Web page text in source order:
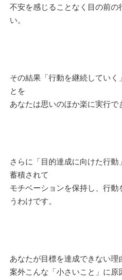
不安を感じることなく目の前の
い。
その結果「行動を継続していく
とを
あなたは思いのほか楽に実行で
さらに「目的達成に向けた行
蓄積されて
モチベーションを保持し、行動
うわけです。
あなたが目標を達成できない理
案外こんな「小さいこと」に原